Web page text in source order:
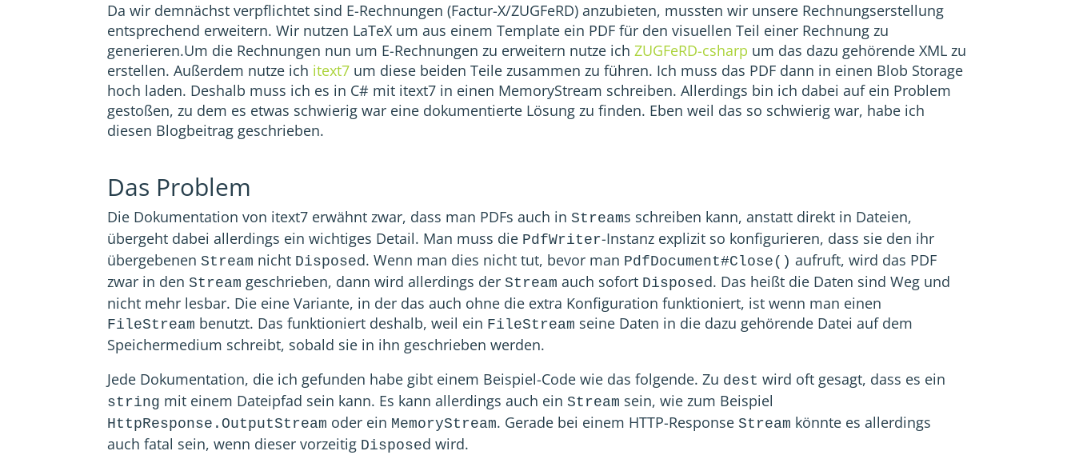
Da wir demnächst verpflichtet sind E-Rechnungen (Factur-X/ZUGFeRD) anzubieten, mussten wir unsere Rechnungserstellung
entsprechend erweitern. Wir nutzen LaTeX um aus einem Template ein PDF für den visuellen Teil einer Rechnung zu
generieren.Um die Rechnungen nun um E-Rechnungen zu erweitern nutze ichZUGFeRD-csharp um das dazu gehörende XML zu
erstellen. Außerdem nutze ich itext7 um diese beiden Teile zusammen zu führen. Ich muss das PDF dann in einen Blob Storage
hoch laden. Deshalb muss ich es in C# mit itext7 in einen MemoryStream schreiben. Allerdings bin ich dabei auf ein Problem
gestoßen, zu dem es etwas schwierig war eine dokumentierte Lösung zu finden. Eben weil das so schwierig war, habe ich
diesen Blogbeitrag geschrieben.
Das Problem
Die Dokumentation von itext7 erwähnt zwar, dass man PDFs auch inStreams schreiben kann, anstatt direkt in Dateien,
übergeht dabei allerdings ein wichtiges Detail. Man muss die PdfWriter-Instanz explizit so konfigurieren, dass sie den ihr
übergebenenStream nicht Disposed. Wenn man dies nicht tut, bevor man PdfDocument#Close() aufruft, wird das PDF
zwar in denStream geschrieben, dann wird allerdings derStream auch sofort Disposed. Das heißt die Daten sind Weg und
nicht mehr lesbar. Die eine Variante, in der das auch ohne die extra Konfiguration funktioniert, ist wenn man einen
FileStream benutzt. Das funktioniert deshalb, weil ein FileStream seine Daten in die dazu gehörende Datei auf dem
Speichermedium schreibt, sobald sie in ihn geschrieben werden.
Jede Dokumentation, die ich gefunden habe gibt einem Beispiel-Code wie das folgende. Zu dest wird oft gesagt, dass es ein
string mit einem Dateipfad sein kann. Es kann allerdings auch einStream sein, wie zum Beispiel
HttpResponse.OutputStream oder ein MemoryStream. Gerade bei einem HTTP-ResponseStream könnte es allerdings
auch fatal sein, wenn dieser vorzeitig Disposed wird.